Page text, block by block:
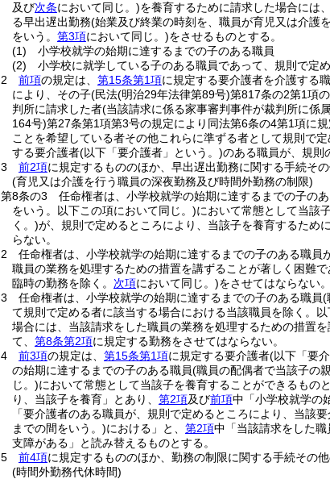
及び次条において同じ。)を養育するために請求した場合には
る早出遅出勤務(始業及び終業の時刻を、職員が育児又は介護
をいう。 第3項において同じ。)をさせるものとする。
(1)
小学校就学の始期に達するまでの子のある職員
(2)
小学校に就学している子のある職員であって、規則で定
2
前項の規定は、 第15条第1項に規定する要介護者を介護する
により、その子(民法(明治29年法律第89号)第817条の2第1項
判所に請求した者(当該請求に係る家事審判事件が裁判所に係
164号)第27条第1項第3号の規定により同法第6条の4第1項に
ことを希望している者その他これらに準ずる者として規則で
する要介護者(以下「要介護者」という。)のある職員が、規則
3
前2項に規定するもののほか、早出遅出勤務に関する手続そ
(育児又は介護を行う職員の深夜勤務及び時間外勤務の制限)
第8条の3
任命権者は、小学校就学の始期に達するまでの子の
をいう。以下この項において同じ。)において常態として当該
く。)が、規則で定めるところにより、当該子を養育するため
らない。
2
任命権者は、小学校就学の始期に達するまでの子のある職
職員の業務を処理するための措置を講ずることが著しく困難で
臨時の勤務を除く。 次項において同じ。)をさせてはならない。
3
任命権者は、小学校就学の始期に達するまでの子のある職員(
て規則で定める者に該当する場合における当該職員を除く。
場合には、当該請求をした職員の業務を処理するための措置
て、 第8条第2項に規定する勤務をさせてはならない。
4
前3項の規定は、 第15条第1項に規定する要介護者(以下「要
の始期に達するまでの子のある職員(職員の配偶者で当該子の
じ。)において常態として当該子を養育することができるもの
り、当該子を養育」とあり、 第2項及び前項中「小学校就学の
「要介護者のある職員が、規則で定めるところにより、当該要
までの間をいう。)における」と、 第2項中「当該請求をした
支障がある」と読み替えるものとする。
5
前4項に規定するもののほか、勤務の制限に関する手続その
(時間外勤務代休時間)